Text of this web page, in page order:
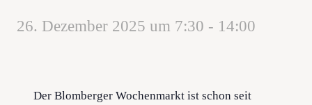
26. Dezember 2025 um 7:30 - 14:00
Der Blomberger Wochenmarkt ist schon seit